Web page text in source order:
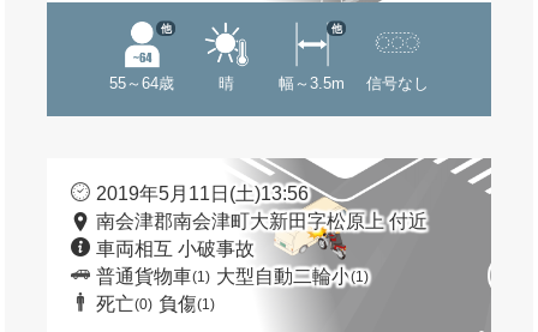
55～64歳
他
晴 幅～3.5m
他
信号なし
2019年5月11日(土)13:56
南会津郡南会津町大新田字松原上 付近
車両相互 小破事故
普通貨物車(1) 大型自動二輪小(1)
死亡(0) 負傷(1)